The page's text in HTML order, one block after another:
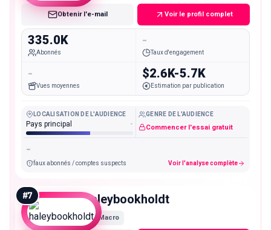
Obtenir l'e-mail Voir le profil complet
335.0K
Abonnés
-
Taux d'engagement
-
Vues moyennes
$2.6K-5.7K
Estimation par publication
LOCALISATION DE L'AUDIENCE
Pays principal -
GENRE DE L'AUDIENCE
Commencer l'essai gratuit
-
faux abonnés / comptes suspects Voir l'analyse complète
#7 haleybookholdt
Macro